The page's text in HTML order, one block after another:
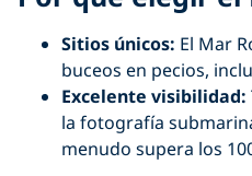
Sitios únicos: El Mar
buceos en pecios,
Excelente visibilidad:
la fotografía
menudo supera los